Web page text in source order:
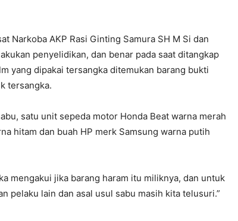
Narkoba AKP Rasi Ginting Samura SH M Si dan
penyelidikan, dan benar pada saat ditangkap
yang dipakai tersangka ditemukan barang bukti
tersangka.
satu unit sepeda motor Honda Beat warna merah
hitam dan buah HP merk Samsung warna putih
mengakui jika barang haram itu miliknya, dan untuk
pelaku lain dan asal usul sabu masih kita telusuri.”